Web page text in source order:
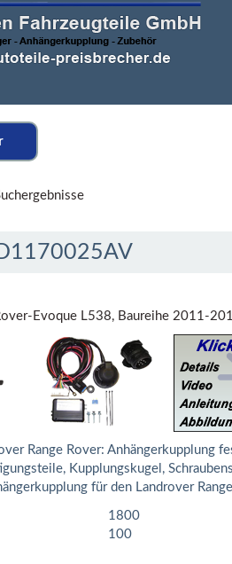
Evoque L538, Baureihe 2011-
Range Rover: Anhängerkupplung
Kupplungskugel,
für den Landrover
1800
100